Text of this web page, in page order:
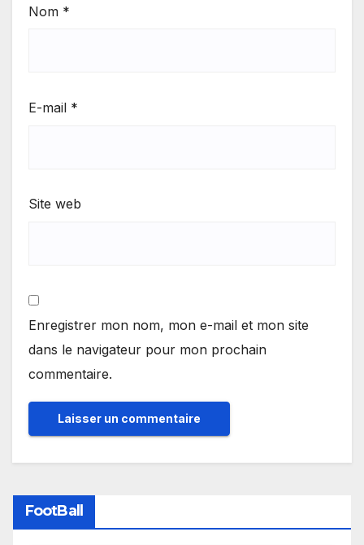
Nom *
E-mail *
Site web
Enregistrer mon nom, mon e-mail et mon site
dans le navigateur pour mon prochain
commentaire.
FootBall